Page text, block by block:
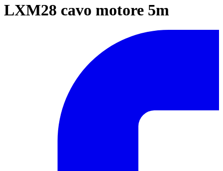
LXM28 cavo motore 5m